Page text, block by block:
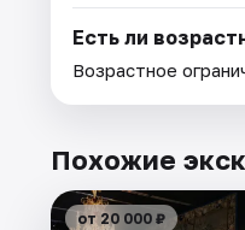
Есть ли
Возрастное
Похожие
от 20 000 ₽